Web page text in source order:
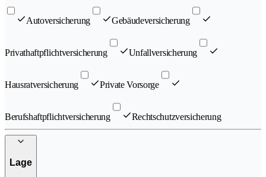
Autoversicherung Gebäudeversicherung
Privathaftpflichtversicherung Unfallversicherung
Hausratversicherung Private Vorsorge
Berufshaftpflichtversicherung Rechtschutzversicherung
Lage